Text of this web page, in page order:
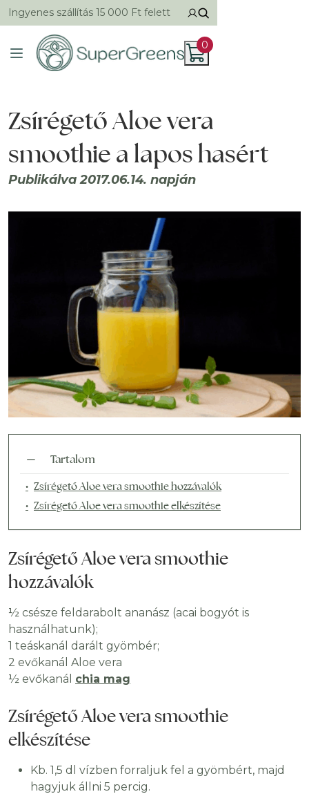
Ingyenes szállítás 15 000 Ft felett
0
Zsírégető Aloe vera
smoothie a lapos hasért
Publikálva 2017.06.14. napján
Tartalom
Zsírégető Aloe vera smoothie hozzávalók
Zsírégető Aloe vera smoothie elkészítése
Zsírégető Aloe vera smoothie
hozzávalók
½ csésze feldarabolt ananász (acai bogyót is
használhatunk);
1 teáskanál darált gyömbér;
2 evőkanál Aloe vera
½ evőkanál chia mag
Zsírégető Aloe vera smoothie
elkészítése
Kb. 1,5 dl vízben forraljuk fel a gyömbért, majd
hagyjuk állni 5 percig.